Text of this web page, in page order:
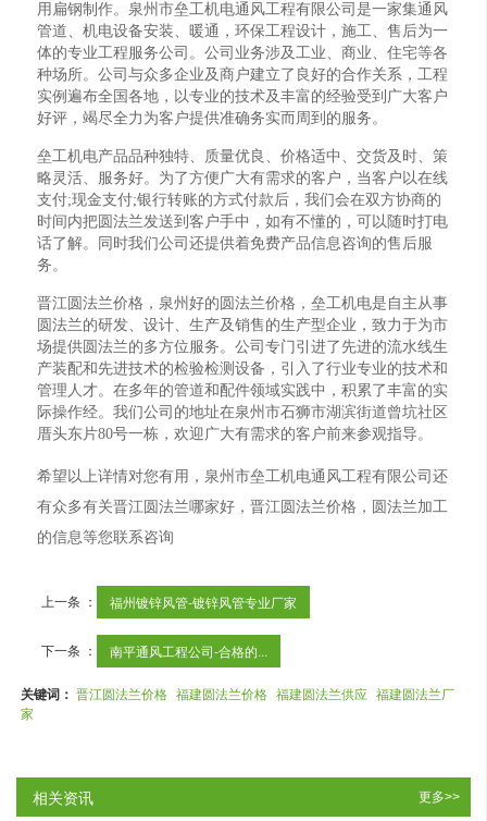
用扁钢制作。泉州市垒工机电通风工程有限公司是一家集通风
管道、机电设备安装、暖通，环保工程设计，施工、售后为一
体的专业工程服务公司。公司业务涉及工业、商业、住宅等各
种场所。公司与众多企业及商户建立了良好的合作关系，工程
实例遍布全国各地，以专业的技术及丰富的经验受到广大客户
好评，竭尽全力为客户提供准确务实而周到的服务。
垒工机电产品品种独特、质量优良、价格适中、交货及时、策
略灵活、服务好。为了方便广大有需求的客户，当客户以在线
支付;现金支付;银行转账的方式付款后，我们会在双方协商的
时间内把圆法兰发送到客户手中，如有不懂的，可以随时打电
话了解。同时我们公司还提供着免费产品信息咨询的售后服
务。
晋江圆法兰价格，泉州好的圆法兰价格，垒工机电是自主从事
圆法兰的研发、设计、生产及销售的生产型企业，致力于为市
场提供圆法兰的多方位服务。公司专门引进了先进的流水线生
产装配和先进技术的检验检测设备，引入了行业专业的技术和
管理人才。在多年的管道和配件领域实践中，积累了丰富的实
际操作经。我们公司的地址在泉州市石狮市湖滨街道曾坑社区
厝头东片80号一栋，欢迎广大有需求的客户前来参观指导。
希望以上详情对您有用，泉州市垒工机电通风工程有限公司还
有众多有关晋江圆法兰哪家好，晋江圆法兰价格，圆法兰加工
的信息等您联系咨询
上一条 ： 福州镀锌风管-镀锌风管专业厂家
下一条 ： 南平通风工程公司-合格的...
关键词：晋江圆法兰价格 福建圆法兰价格 福建圆法兰供应 福建圆法兰厂
家
相关资讯 更多>>